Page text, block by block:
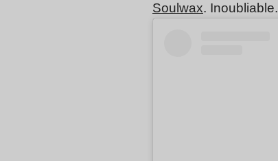
Soulwax. Inoubliable.